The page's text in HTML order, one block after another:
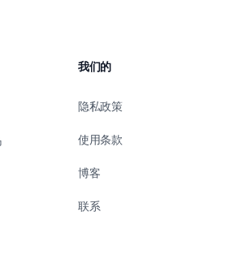
我们的
隐私政策
使用条款
博客
联系